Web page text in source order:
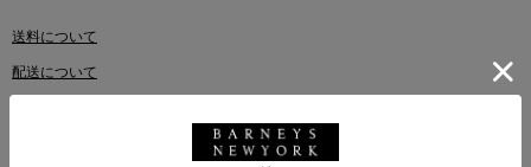
送料について
配送について